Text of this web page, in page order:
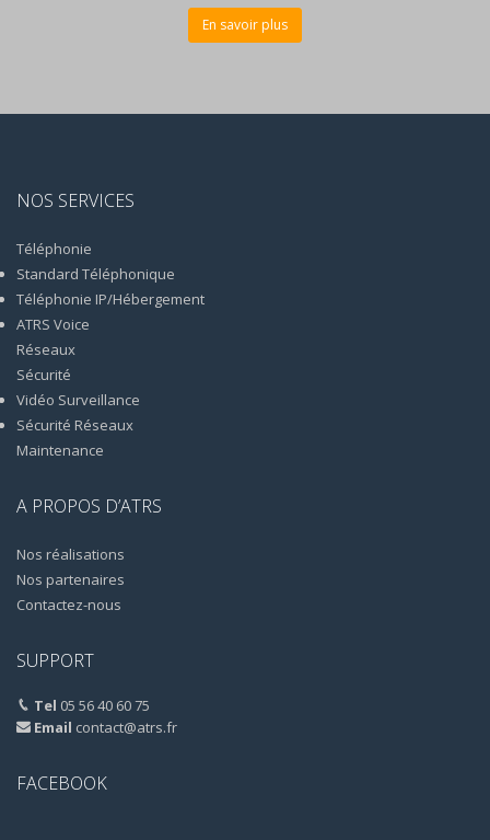
En savoir plus
NOS SERVICES
Téléphonie
Standard Téléphonique
Téléphonie IP/Hébergement
ATRS Voice
Réseaux
Sécurité
Vidéo Surveillance
Sécurité Réseaux
Maintenance
A PROPOS D’ATRS
Nos réalisations
Nos partenaires
Contactez-nous
SUPPORT
Tel 05 56 40 60 75
Email contact@atrs.fr
FACEBOOK